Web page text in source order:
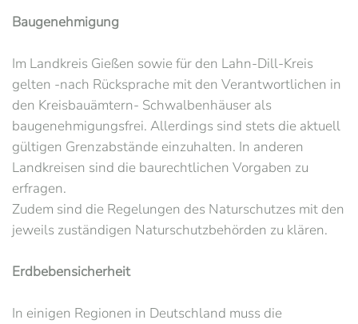
Baugenehmigung
Im Landkreis Gießen sowie für den Lahn-Dill-Kreis
gelten -nach Rücksprache mit den Verantwortlichen in
den Kreisbauämtern- Schwalbenhäuser als
baugenehmigungsfrei. Allerdings sind stets die aktuell
gültigen Grenzabstände einzuhalten. In anderen
Landkreisen sind die baurechtlichen Vorgaben zu
erfragen.
Zudem sind die Regelungen des Naturschutzes mit den
jeweils zuständigen Naturschutzbehörden zu klären.
Erdbebensicherheit
In einigen Regionen in Deutschland muss die